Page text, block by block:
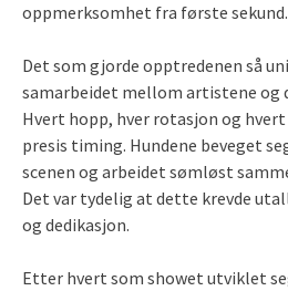
oppmerksomhet fra første sekund.
Det som gjorde opptredenen så
samarbeidet mellom artistene og
Hvert hopp, hver rotasjon og
presis timing. Hundene beveget
scenen og arbeidet sømløst
Det var tydelig at dette krevde
og dedikasjon.
Etter hvert som showet utviklet